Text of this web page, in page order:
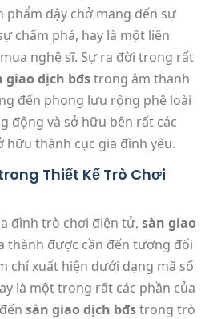
đậy chở mang đến sự
chấm phá, hay là một liên
nghệ sĩ. Sự ra đời trong rất
giao dịch bđstrong âm thanh
đến phong lưu rộng phệ loài
động và sở hữu bên rất các
hữu thành cục gia đình yêu.
Thiết Kế Trò Chơi
đình trò chơi điện tử, sàn giao
thành được cần đến tương đối
chí xuất hiện dưới dạng mã số
là một trong rất các phần của
sàn giao dịch bđstrong trò